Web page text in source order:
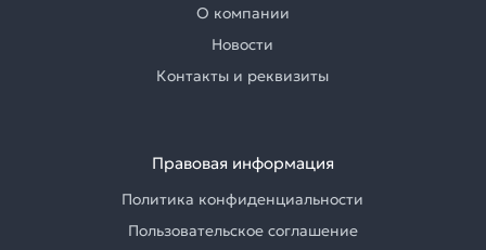
О компании
Новости
Контакты и реквизиты
Правовая информация
Политика конфиденциальности
Пользовательское соглашение